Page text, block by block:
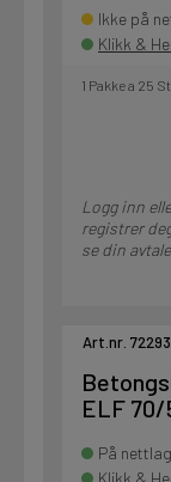
Ikke på
Klikk &
1 Pakke a 25
Logg inn
registrer
se din
Art.nr.
ELF
På